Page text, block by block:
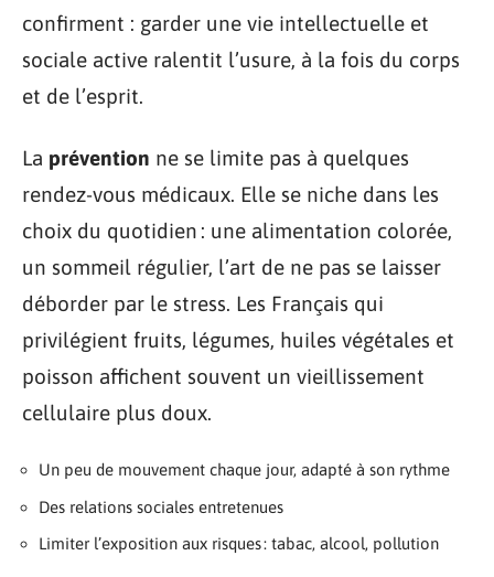
confirment : garder une vie intellectuelle et
sociale active ralentit l’usure, à la fois du corps
et de l’esprit.
La prévention ne se limite pas à quelques
rendez-vous médicaux. Elle se niche dans les
choix du quotidien : une alimentation colorée,
un sommeil régulier, l’art de ne pas se laisser
déborder par le stress. Les Français qui
privilégient fruits, légumes, huiles végétales et
poisson affichent souvent un vieillissement
cellulaire plus doux.
Un peu de mouvement chaque jour, adapté à son rythme
Des relations sociales entretenues
Limiter l’exposition aux risques : tabac, alcool, pollution